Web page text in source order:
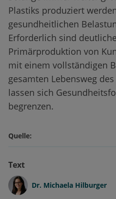
Plastiks produziert
gesundheitlichen
Erforderlich sind
Primärproduktion von
mit einem vollständigen
gesamten Lebensweg
lassen sich
begrenzen.
Quelle:
Text
Dr. Michaela Hilburger